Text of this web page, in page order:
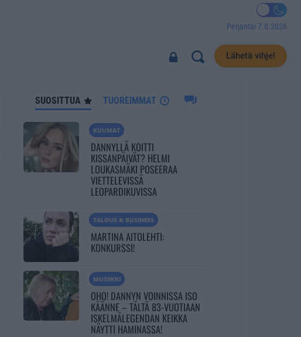
Perjantai 7.8.2026
Lähetä vihje!
SUOSITTUA TUOREIMMAT
KUUMAT
DANNYLLÄ KOITTI
KISSANPÄIVÄT? HELMI
LOUKASMÄKI POSEERAA
VIETTELEVISSÄ
LEOPARDIKUVISSA
TALOUS & BUSINESS
MARTINA AITOLEHTI:
KONKURSSI!
MUSIIKKI
OHO! DANNYN VOINNISSA ISO
KÄÄNNE – TÄLTÄ 83-VUOTIAAN
ISKELMÄLEGENDAN KEIKKA
NÄYTTI HAMINASSA!